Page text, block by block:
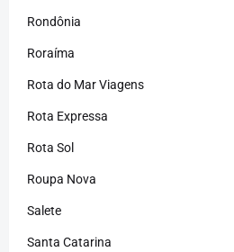
Rondônia
Roraíma
Rota do Mar Viagens
Rota Expressa
Rota Sol
Roupa Nova
Salete
Santa Catarina